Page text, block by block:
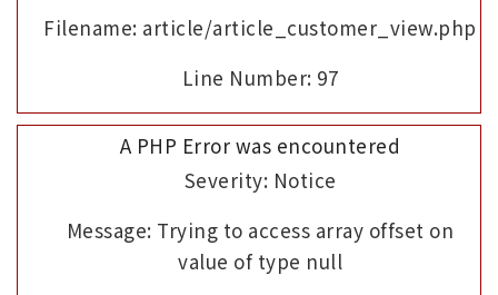
Filename: article/article_customer_view.php
Line Number: 97
A PHP Error was encountered
Severity: Notice
Message: Trying to access array offset on
value of type null